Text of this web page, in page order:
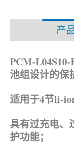
产
PCM-
池组设计的保
适用于4节li-
具有过充电、
护功能；